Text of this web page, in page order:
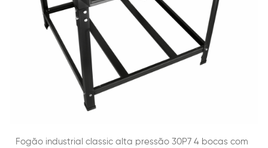
Fogão industrial classic alta pressão 30P7 4 bocas com